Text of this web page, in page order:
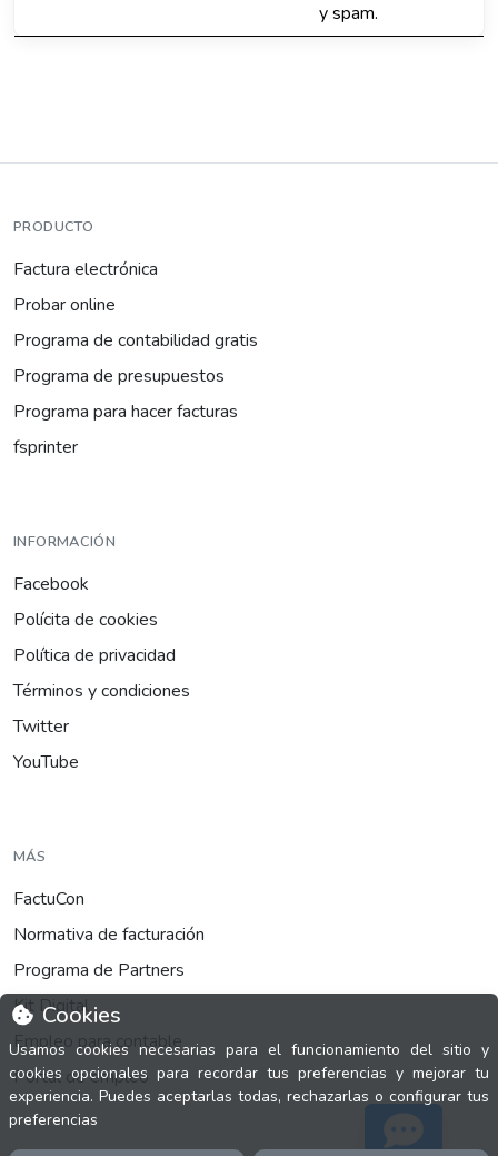
y spam.
Cookies
Usamos cookies necesarias para el funcionamiento del sitio y
cookies opcionales para recordar tus preferencias y mejorar tu
experiencia. Puedes aceptarlas todas, rechazarlas o configurar tus
preferencias
PRODUCTO
Factura electrónica
Probar online
Programa de contabilidad gratis
Programa de presupuestos
Programa para hacer facturas
fsprinter
INFORMACIÓN
Facebook
Polícita de cookies
Política de privacidad
Términos y condiciones
Twitter
YouTube
MÁS
FactuCon
Normativa de facturación
Programa de Partners
Kit Digital
Empleo para contable
Portal de empleo